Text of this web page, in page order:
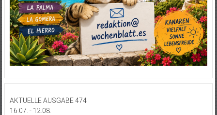
AKTUELLE AUSGABE 474
16.07. - 12.08.